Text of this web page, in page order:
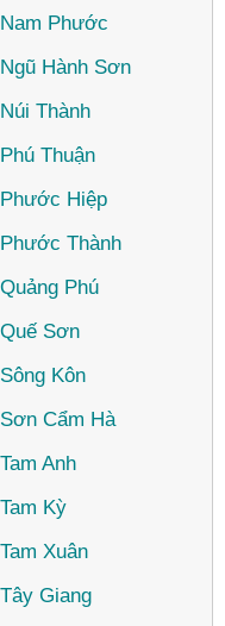
Nam Phước
Ngũ Hành Sơn
Núi Thành
Phú Thuận
Phước Hiệp
Phước Thành
Quảng Phú
Quế Sơn
Sông Kôn
Sơn Cẩm Hà
Tam Anh
Tam Kỳ
Tam Xuân
Tây Giang